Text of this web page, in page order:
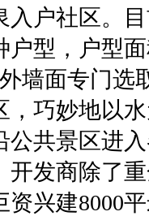
入户社区。
户型，户型
面专门选
，巧妙地以
公共景区进
开发商除了
兴建8000